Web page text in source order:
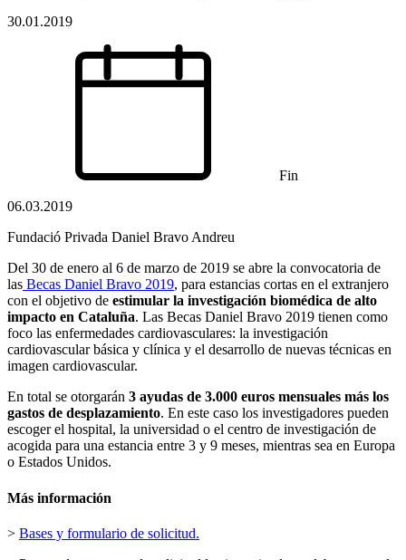
30.01.2019
Fin
06.03.2019
Fundació Privada Daniel Bravo Andreu
Del 30 de enero al 6 de marzo de 2019 se abre la convocatoria de
las Becas Daniel Bravo 2019, para estancias cortas en el extranjero
con el objetivo de estimular la investigación biomédica de alto
impacto en Cataluña. Las Becas Daniel Bravo 2019 tienen como
foco las enfermedades cardiovasculares: la investigación
cardiovascular básica y clínica y el desarrollo de nuevas técnicas en
imagen cardiovascular.
En total se otorgarán 3 ayudas de 3.000 euros mensuales más los
gastos de desplazamiento. En este caso los investigadores pueden
escoger el hospital, la universidad o el centro de investigación de
acogida para una estancia entre 3 y 9 meses, mientras sea en Europa
o Estados Unidos.
Más información
> Bases y formulario de solicitud.